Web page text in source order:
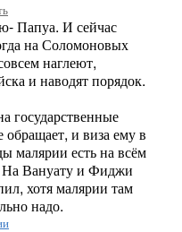
Папуа. И сейчас
на Соломоновых
наглеют,
и наводят порядок.
государственные
и виза ему в
малярии есть на всём
На Вануату и Фиджи
хотя малярии там
надо.